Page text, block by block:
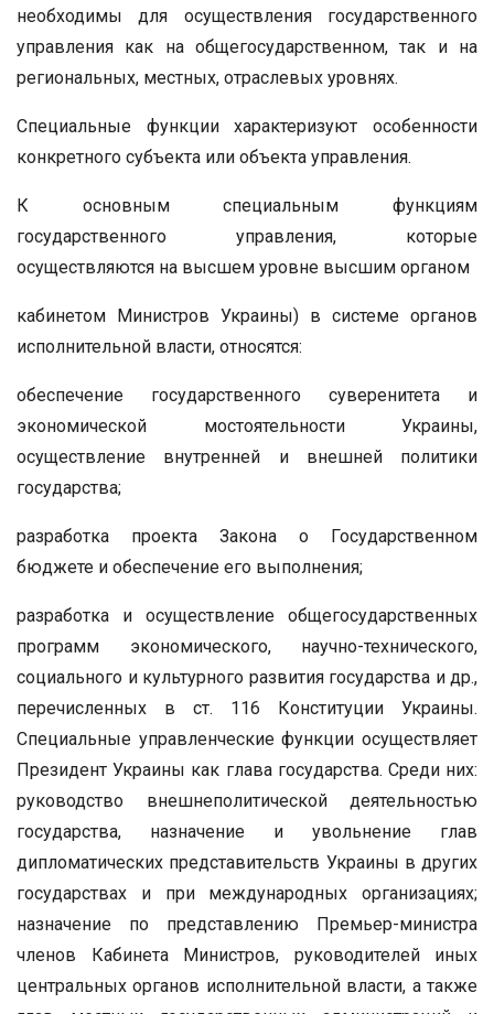
необходимы для осуществления государственного
управления как на общегосударственном, так и на
региональных, местных, отраслевых уровнях.
Специальные функции характеризуют особенности
конкретного субъекта или объекта управления.
К основным специальным функциям
государственного управления, которые
осуществляются на высшем уровне высшим органом
кабинетом Министров Украины) в системе органов
исполнительной власти, относятся:
обеспечение государственного суверенитета и
экономической мостоятельности Украины,
осуществление внутренней и внешней политики
государства;
разработка проекта Закона о Государственном
бюджете и обеспечение его выполнения;
разработка и осуществление общегосударственных
программ экономического, научно-технического,
социального и культурного развития государства и др.,
перечисленных в ст. 116 Конституции Украины.
Специальные управленческие функции осуществляет
Президент Украины как глава государства. Среди них:
руководство внешнеполитической деятельностью
государства, назначение и увольнение глав
дипломатических представительств Украины в других
государствах и при международных организациях;
назначение по представлению Премьер-министра
членов Кабинета Министров, руководителей иных
центральных органов исполнительной власти, а также